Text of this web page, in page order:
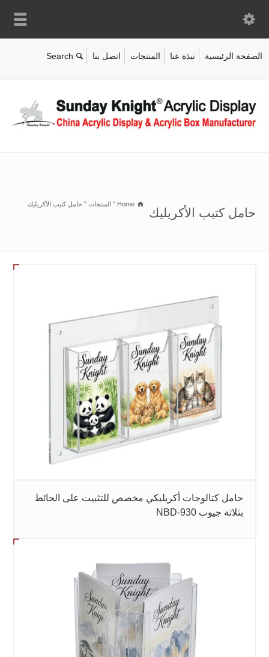
الصفحة الرئيسية نبذة عنا المنتجات اتصل بنا
حامل كتيب الأكريليك
Home
" المنتجات " حامل كتيب الأكريليك
حامل كتالوجات أكريليكي مخصص للتثبيت على الحائط
بثلاثة جيوب NBD-930